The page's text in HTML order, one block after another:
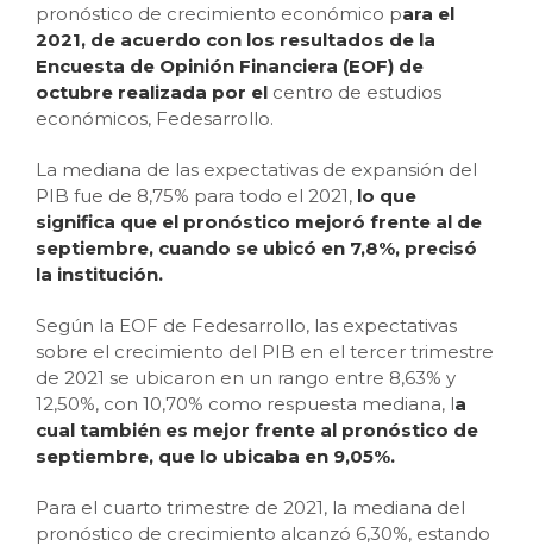
pronóstico de crecimiento económico para el
2021, de acuerdo con los resultados de la
Encuesta de Opinión Financiera (EOF) de
octubre realizada por el centro de estudios
económicos, Fedesarrollo.
La mediana de las expectativas de expansión del
PIB fue de 8,75% para todo el 2021, lo que
significa que el pronóstico mejoró frente al de
septiembre, cuando se ubicó en 7,8%, precisó
la institución.
Según la EOF de Fedesarrollo, las expectativas
sobre el crecimiento del PIB en el tercer trimestre
de 2021 se ubicaron en un rango entre 8,63% y
12,50%, con 10,70% como respuesta mediana, la
cual también es mejor frente al pronóstico de
septiembre, que lo ubicaba en 9,05%.
Para el cuarto trimestre de 2021, la mediana del
pronóstico de crecimiento alcanzó 6,30%, estando